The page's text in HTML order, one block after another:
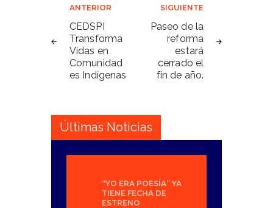
Navegación
de
entradas
ANTERIOR
CEDSPI
Transforma
Vidas en
Comunidad
es Indígenas
SIGUIENTE
Paseo de la
reforma
estará
cerrado el
fin de año.
Últimas Noticias
“YO ERA POESÍA” YA
TIENE FECHA DE
ESTRENO